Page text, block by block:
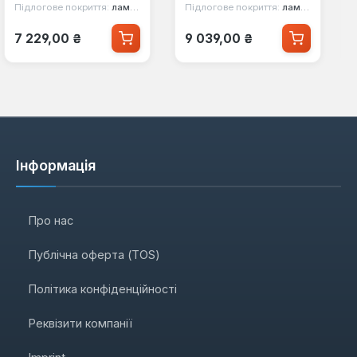
Підлогове покриття: ламінат
Звичайна ціна:
7 229,00 ₴
Підлогове покриття: ламінат
Звичайна ціна:
9 039,00 ₴
Інформація
Про нас
Публічна оферта (TOS)
Політика конфіденційності
Реквізити компанії